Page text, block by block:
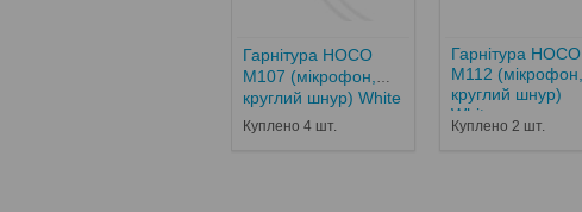
Гарнітура HOCO
M107 (мікрофон,
круглий шнур) White
Куплено 4 шт.
Гарнітура HOCO
M112 (мікрофон,
круглий шнур)
White...
Куплено 2 шт.